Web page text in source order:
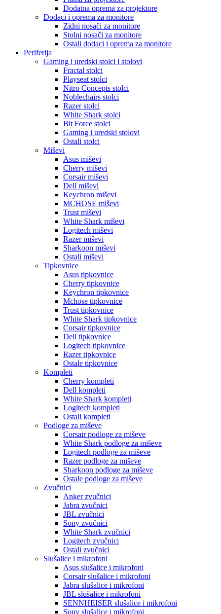
Dodatna oprema za projektore
Dodaci i oprema za monitore
Zidni nosači za monitore
Stolni nosači za monitore
Ostali dodaci i oprema za monitore
Periferija
Gaming i uredski stolci i stolovi
Fractal stolci
Playseat stolci
Nitro Concepts stolci
Noblechairs stolci
Razer stolci
White Shark stolci
Bit Force stolci
Gaming i uredski stolovi
Ostali stolci
Miševi
Asus miševi
Cherry miševi
Corsair miševi
Dell miševi
Keychron miševi
MCHOSE miševi
Trust miševi
White Shark miševi
Logitech miševi
Razer miševi
Sharkoon miševi
Ostali miševi
Tipkovnice
Asus tipkovnice
Cherry tipkovnice
Keychron tipkovnice
Mchose tipkovnice
Trust tipkovnice
White Shark tipkovnice
Corsair tipkovnice
Dell tipkovnice
Logitech tipkovnice
Razer tipkovnice
Ostale tipkovnice
Kompleti
Cherry kompleti
Dell kompleti
White Shark kompleti
Logitech kompleti
Ostali kompleti
Podloge za miševe
Corsair podloge za miševe
White Shark podloge za miševe
Logitech podloge za miševe
Razer podloge za miševe
Sharkoon podloge za miševe
Ostale podloge za miševe
Zvučnici
Anker zvučnici
Jabra zvučnici
JBL zvučnici
Sony zvučnici
White Shark zvučnici
Logitech zvučnici
Ostali zvučnici
Slušalice i mikrofoni
Asus slušalice i mikrofoni
Corsair slušalice i mikrofoni
Jabra slušalice i mikrofoni
JBL slušalice i mikrofoni
SENNHEISER slušalice i mikrofoni
Sony slušalice i mikrofoni